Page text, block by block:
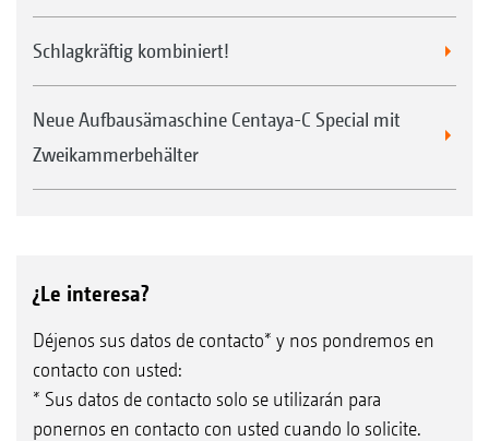
Schlagkräftig kombiniert!
Neue Aufbausämaschine Centaya-C Special mit
Zweikammerbehälter
¿Le interesa?
Déjenos sus datos de contacto* y nos pondremos en
contacto con usted:
* Sus datos de contacto solo se utilizarán para
ponernos en contacto con usted cuando lo solicite.